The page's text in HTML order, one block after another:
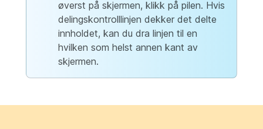
øverst på skjermen, klikk på pilen. Hvis
delingskontrolllinjen dekker det delte
innholdet, kan du dra linjen til en
hvilken som helst annen kant av
skjermen.